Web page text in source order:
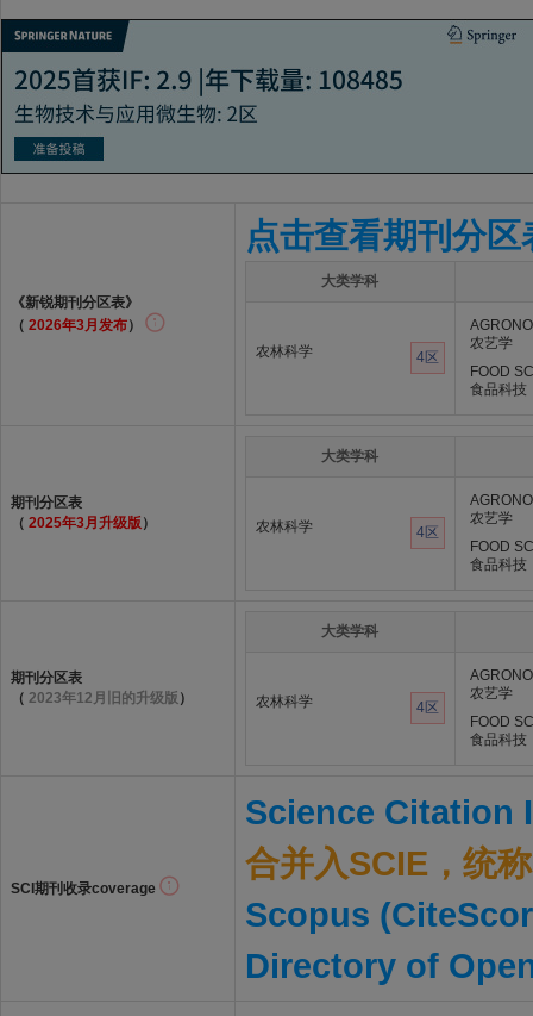
《新锐期刊分区表》
（ 2026年3月发布）
点击查看期刊分区
大类学科
农林科学 4区
农艺学
FOOD
食品科技
期刊分区表
（ 2025年3月升级版 ）
大类学科
农林科学 4区
农艺学
FOOD
食品科技
期刊分区表
（ 2023年12月旧的升级版 ）
大类学科
农林科学 4区
农艺学
FOOD
食品科技
SCI期刊收录coverage
Science Citation
合并入SCIE，统
Scopus
Directory of